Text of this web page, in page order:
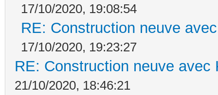
17/10/2020, 19:08:54
RE: Construction neuve
17/10/2020, 19:23:27
RE: Construction neuve avec
21/10/2020, 18:46:21